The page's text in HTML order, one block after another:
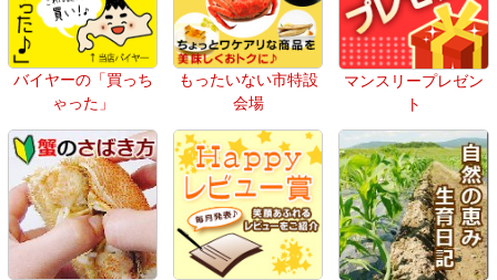
バイヤーの「買っち
ゃった」
もったいない市特設
会場
マンスリープレゼン
ト